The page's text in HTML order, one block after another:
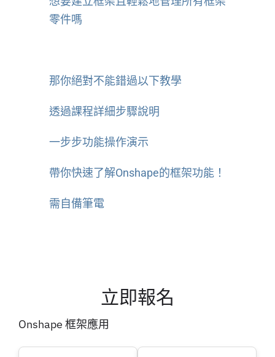
零件嗎
那你絕對不能錯過以下教學
透過課程詳細步驟說明
一步步功能操作演示
帶你快速了解Onshape的框架功能！
需自備筆電
立即報名
Onshape 框架應用